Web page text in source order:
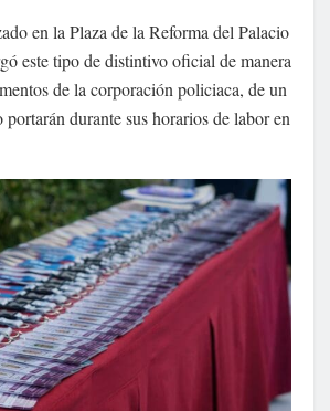
en la Plaza de la Reforma del Palacio
este tipo de distintivo oficial de manera
de la corporación policiaca, de un
durante sus horarios de labor en